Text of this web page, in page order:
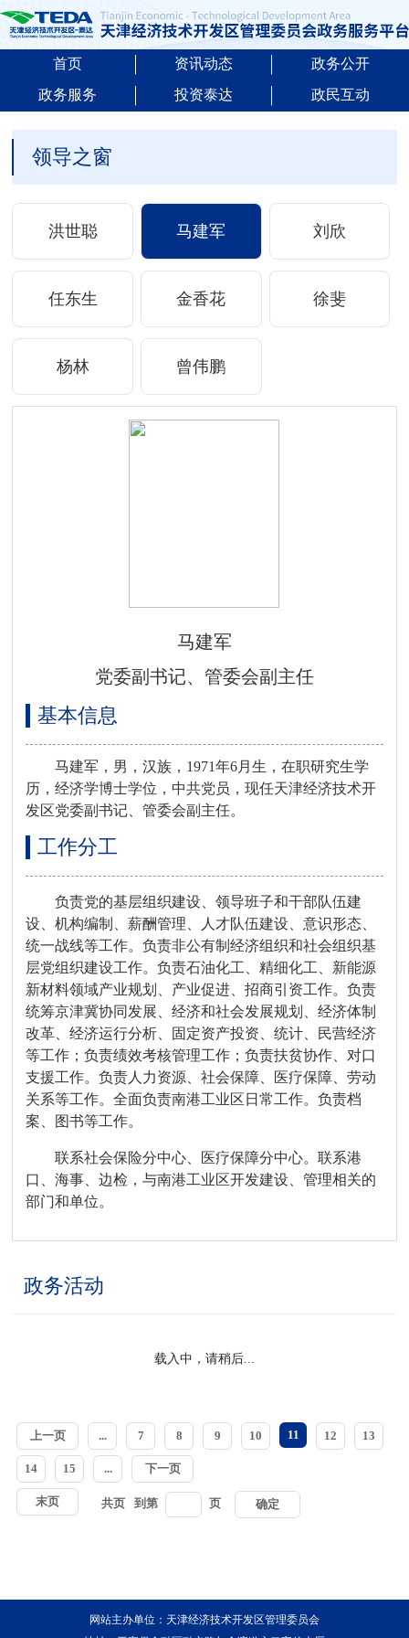
首页 资讯动态
政务公开
政务服务
投资泰达 政民互动
领导之窗
洪世聪 马建军 刘欣
任东生 金香花 徐斐
杨林 曾伟鹏
马建军
党委副书记、管委会副主任
基本信息
马建军，男，汉族，1971年6月生，在职研究生学
历，经济学博士学位，中共党员，现任天津经济技术开
发区党委副书记、管委会副主任。
工作分工
负责党的基层组织建设、领导班子和干部队伍建
设、机构编制、薪酬管理、人才队伍建设、意识形态、
统一战线等工作。负责非公有制经济组织和社会组织基
层党组织建设工作。负责石油化工、精细化工、新能源
新材料领域产业规划、产业促进、招商引资工作。负责
统筹京津冀协同发展、经济和社会发展规划、经济体制
改革、经济运行分析、固定资产投资、统计、民营经济
等工作；负责绩效考核管理工作；负责扶贫协作、对口
支援工作。负责人力资源、社会保障、医疗保障、劳动
关系等工作。全面负责南港工业区日常工作。负责档
案、图书等工作。
联系社会保险分中心、医疗保障分中心。联系港
口、海事、边检，与南港工业区开发建设、管理相关的
部门和单位。
政务活动
载入中，请稍后...
上一页 ... 7 8 9 10 11 12 13
14 15 ... 下一页
末页 共页 到第 页 确定
网站主办单位：天津经济技术开发区管理委员会